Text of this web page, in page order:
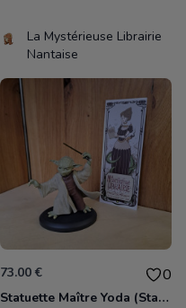
La Mystérieuse Librairie
Nantaise
73.00 € 0
Statuette Maître Yoda (Star Wars).